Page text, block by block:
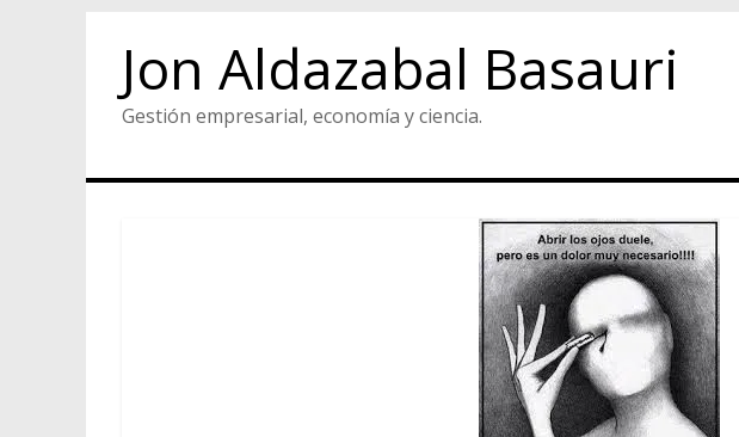
Jon Aldazabal Basauri
Gestión empresarial, economía y ciencia.